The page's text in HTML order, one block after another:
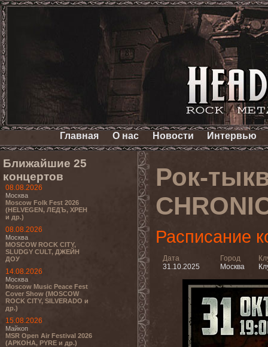
Главная О нас Новости Интервью
Ближайшие 25
концертов
08.08.2026
Москва
Moscow Folk Fest 2026
(HELVEGEN, ЛЕДЪ, ХРЕН
и др.)
08.08.2026
Москва
MOSCOW ROCK CITY,
SLUDGY CULT, ДЖЕЙН
ДОУ
14.08.2026
Москва
Moscow Music Peace Fest
Cover Show (MOSCOW
ROCK CITY, SILVERADO и
др.)
15.08.2026
Майкоп
MSR Open Air Festival 2026
(АРКОНА, PYRE и др.)
Рок-
Расписание
Дата
31.10.2025
Город
Москва